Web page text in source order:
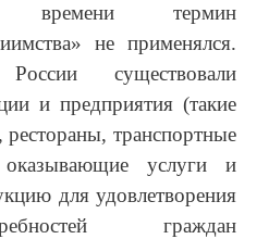
времени термин
не применялся.
существовали
и предприятия (такие
транспортные
услуги и
для удовлетворения
граждан